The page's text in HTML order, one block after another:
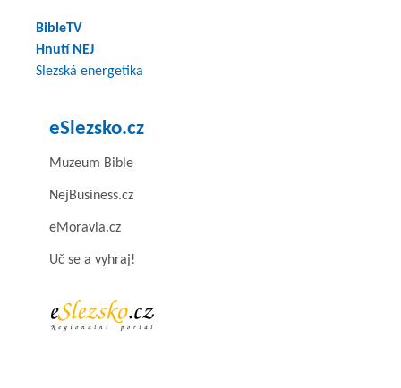
BibleTV
Hnutí NEJ
Slezská energetika
eSlezsko.cz
Muzeum Bible
NejBusiness.cz
eMoravia.cz
Uč se a vyhraj!